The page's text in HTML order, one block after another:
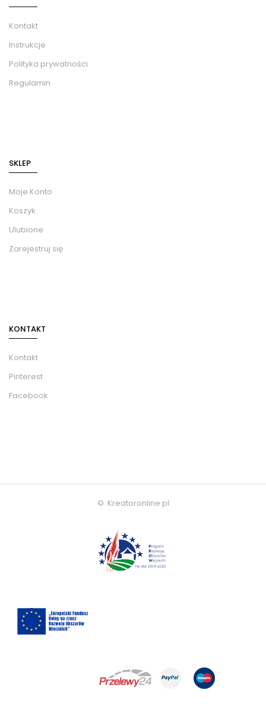
Kontakt
Instrukcje
Polityka prywatności
Regulamin
SKLEP
Moje Konto
Koszyk
Ulubione
Zarejestruj się
KONTAKT
Kontakt
Pinterest
Facebook
© Kreatoronline.pl